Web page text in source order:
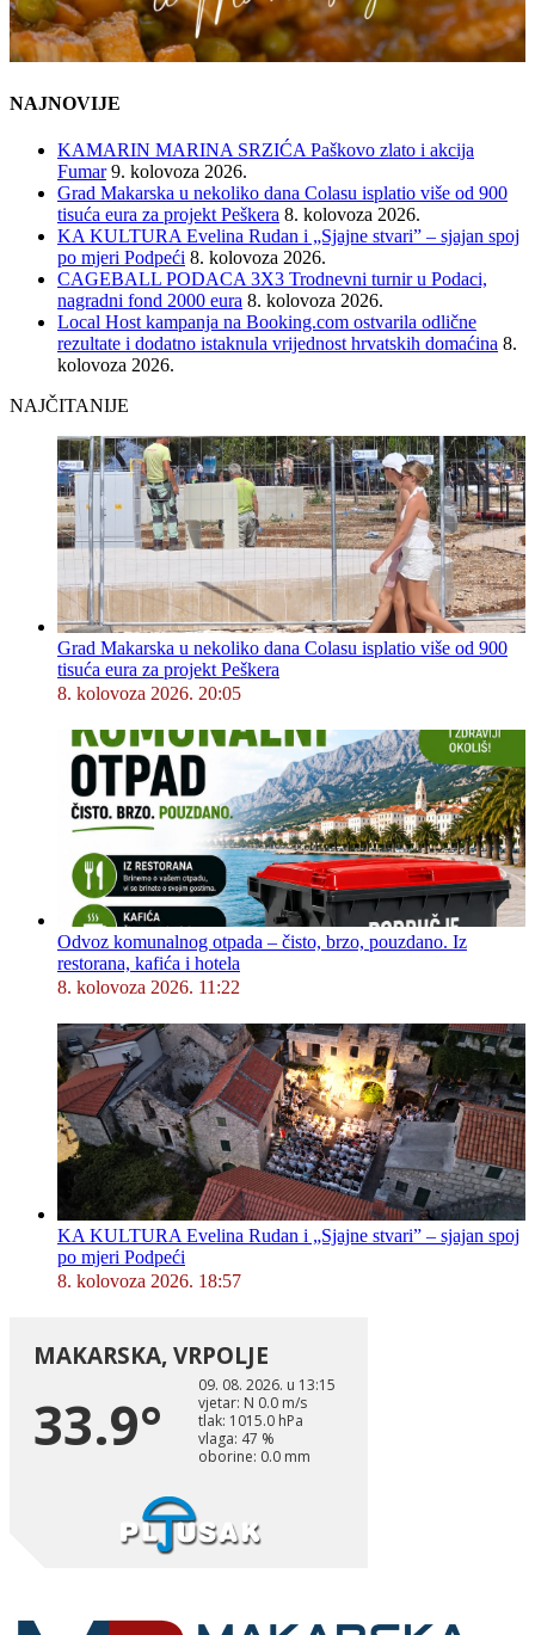
NAJNOVIJE
KAMARIN MARINA SRZIĆA Paškovo zlato i akcija
Fumar 9. kolovoza 2026.
Grad Makarska u nekoliko dana Colasu isplatio više od 900
tisuća eura za projekt Peškera 8. kolovoza 2026.
KA KULTURA Evelina Rudan i „Sjajne stvari” – sjajan spoj
po mjeri Podpeći 8. kolovoza 2026.
CAGEBALL PODACA 3X3 Trodnevni turnir u Podaci,
nagradni fond 2000 eura 8. kolovoza 2026.
Local Host kampanja na Booking.com ostvarila odlične
rezultate i dodatno istaknula vrijednost hrvatskih domaćina 8.
kolovoza 2026.
NAJČITANIJE
Grad Makarska u nekoliko dana Colasu isplatio više od 900
tisuća eura za projekt Peškera
8. kolovoza 2026. 20:05
Odvoz komunalnog otpada – čisto, brzo, pouzdano. Iz
restorana, kafića i hotela
8. kolovoza 2026. 11:22
KA KULTURA Evelina Rudan i „Sjajne stvari” – sjajan spoj
po mjeri Podpeći
8. kolovoza 2026. 18:57